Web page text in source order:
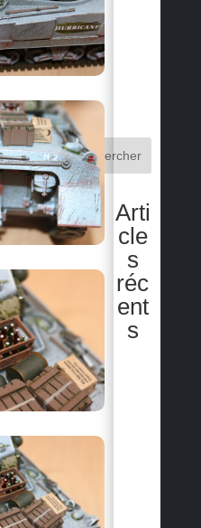
Rechercher
Arti
cle
s
réc
ent
s